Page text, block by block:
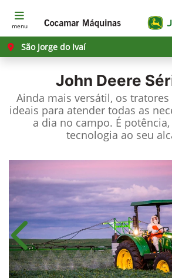
menu
São Jorge do Ivaí
John Deere
Ainda mais versátil, os tratores
ideais para atender todas as
a dia no campo. É
tecnologia ao seu
Anterior